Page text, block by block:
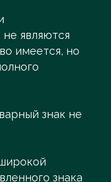
являются
имеется, но
знак не
знака